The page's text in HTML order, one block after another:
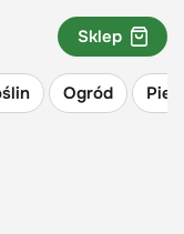
Ogród
Sklep